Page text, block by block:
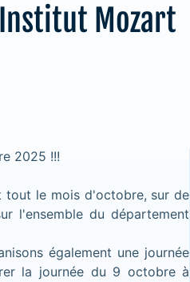
Mozart
2025 !!!
tout le mois d'octobre, sur de
l'ensemble du département
également une journée
la journée du 9 octobre à